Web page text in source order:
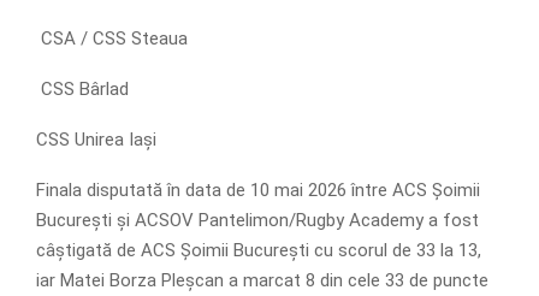
CSA / CSS Steaua
CSS Bârlad
CSS Unirea Iași
Finala disputată în data de 10 mai 2026 între ACS Șoimii
București și ACSOV Pantelimon/Rugby Academy a fost
câștigată de ACS Șoimii București cu scorul de 33 la 13,
iar Matei Borza Pleșcan a marcat 8 din cele 33 de puncte